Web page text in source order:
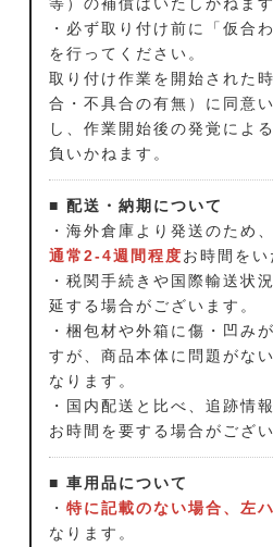
・必ず取り付け前に「仮合
を行ってください。
取り付け作業を開始された
合・不具合の有無）に同意
し、作業開始後の発覚によ
負いかねます。
■ 配送・納期について
・海外倉庫より発送のため、
通常2-4週間程度お時間をい
・税関手続きや国際輸送状
延する場合がございます。
・梱包材や外箱に傷・凹み
すが、商品本体に問題がな
なります。
・国内配送と比べ、追跡情
お時間を要する場合がござい
■ 車用品について
・ 特に記載のない場合、左
なります。